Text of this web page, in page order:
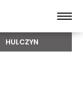
HULCZYN